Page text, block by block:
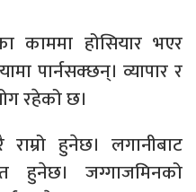
होसियार भएर
पार्नसक्छन्। व्यापार र
रहेको छ।
हुनेछ। लगानीबाट
हुनेछ। जग्गाजमिनको